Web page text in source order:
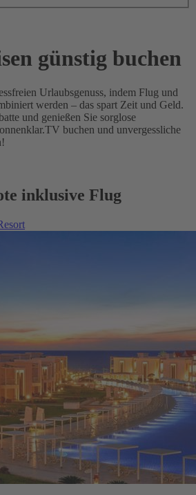
günstig buchen
Urlaubsgenuss, indem Flug und
werden – das spart Zeit und Geld.
und genießen Sie sorglose
buchen und unvergessliche
inklusive Flug